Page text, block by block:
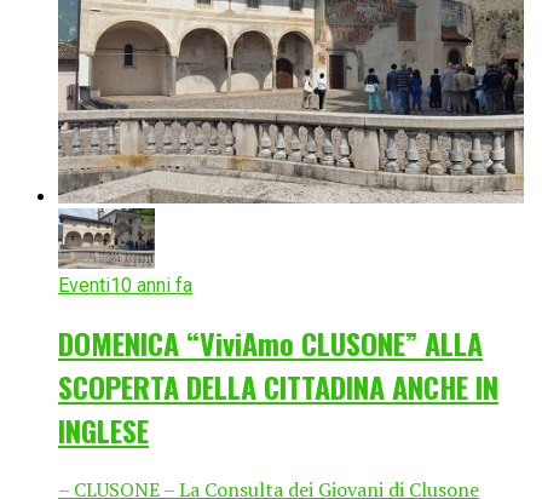
Eventi10 anni fa
DOMENICA “ViviAmo CLUSONE” ALLA
SCOPERTA DELLA CITTADINA ANCHE IN
INGLESE
– CLUSONE – La Consulta dei Giovani di Clusone